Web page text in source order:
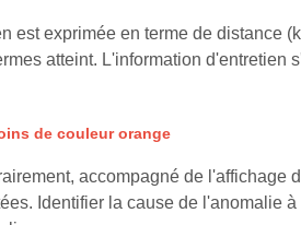
est exprimée en terme de distance
atteint. L'information
de couleur orange
accompagné de
Identifier la cause de l'anomalie